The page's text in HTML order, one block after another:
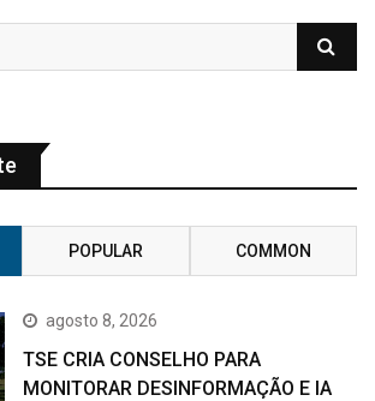
POPULAR COMMON
agosto 8, 2026
TSE CRIA CONSELHO PARA
MONITORAR DESINFORMAÇÃO E IA